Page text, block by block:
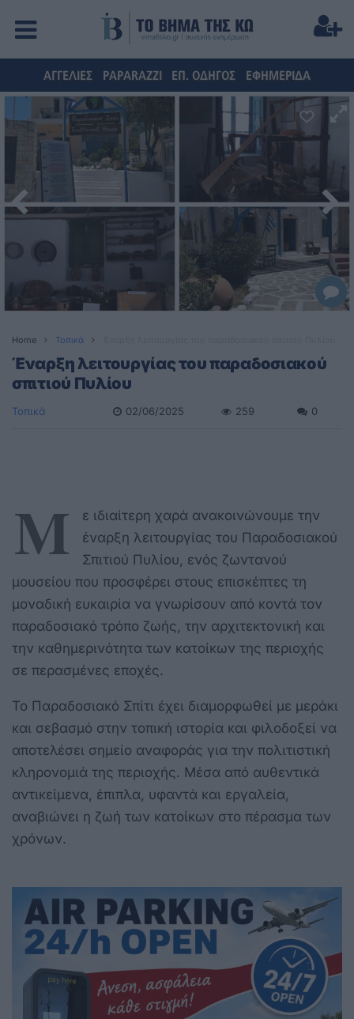
ΑΓΓΕΛΙΕΣ PAPARAZZI ΕΠ. ΟΔΗΓΟΣ ΕΦΗΜΕΡΙΔΑ
Home Τοπικά
Έναρξη λειτουργίας του παραδοσιακού
σπιτιού Πυλίου
Τοπικά 02/06/2025 259 0
Μ
ε ιδιαίτερη χαρά ανακοινώνουμε την
έναρξη λειτουργίας του Παραδοσιακού
Σπιτιού Πυλίου, ενός ζωντανού
μουσείου που προσφέρει στους επισκέπτες τη
μοναδική ευκαιρία να γνωρίσουν από κοντά τον
παραδοσιακό τρόπο ζωής, την αρχιτεκτονική και
την καθημερινότητα των κατοίκων της περιοχής
σε περασμένες εποχές.
Το Παραδοσιακό Σπίτι έχει διαμορφωθεί με μεράκι
και σεβασμό στην τοπική ιστορία και φιλοδοξεί να
αποτελέσει σημείο αναφοράς για την πολιτιστική
κληρονομιά της περιοχής. Μέσα από αυθεντικά
αντικείμενα, έπιπλα, υφαντά και εργαλεία,
αναβιώνει η ζωή των κατοίκων στο πέρασμα των
χρόνων.